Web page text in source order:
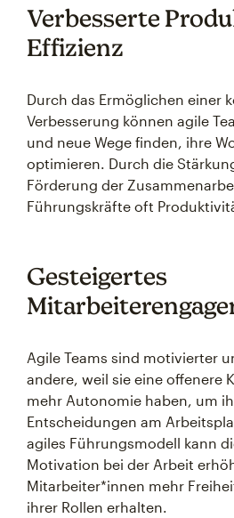
Verbesserte
Effizienz
Durch das Ermöglichen einer
Verbesserung können agile
und neue Wege finden, ihre
optimieren. Durch die
Förderung der
Führungskräfte oft
Gesteigertes
Agile Teams sind motivierter
andere, weil sie eine offenere
mehr Autonomie haben, um
Entscheidungen am
agiles Führungsmodell kann
Motivation bei der Arbeit
Mitarbeiter*innen mehr
ihrer Rollen erhalten.